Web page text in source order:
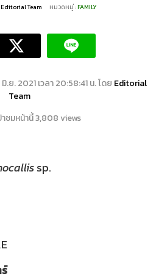
Editorial Team หมวดหมู่ :FAMILY
. 2021 เวลา 20:58:41 น. โดย Editorial
Team
าชมหน้านี้ 3,808 views
sp.